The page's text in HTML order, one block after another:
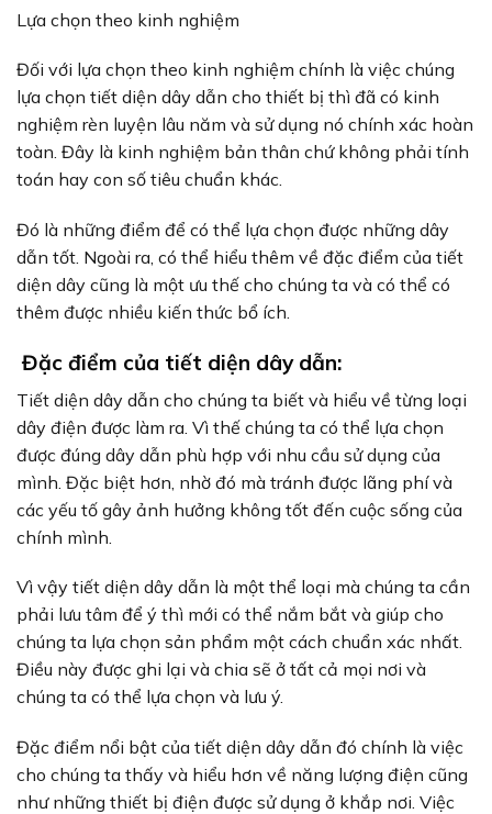
Lựa chọn theo kinh nghiệm
Đối với lựa chọn theo kinh nghiệm chính là việc chúng
lựa chọn tiết diện dây dẫn cho thiết bị thì đã có kinh
nghiệm rèn luyện lâu năm và sử dụng nó chính xác hoàn
toàn. Đây là kinh nghiệm bản thân chứ không phải tính
toán hay con số tiêu chuẩn khác.
Đó là những điểm để có thể lựa chọn được những dây
dẫn tốt. Ngoài ra, có thể hiểu thêm về đặc điểm của tiết
diện dây cũng là một ưu thế cho chúng ta và có thể có
thêm được nhiều kiến thức bổ ích.
Đặc điểm của tiết diện dây dẫn:
Tiết diện dây dẫn cho chúng ta biết và hiểu về từng loại
dây điện được làm ra. Vì thế chúng ta có thể lựa chọn
được đúng dây dẫn phù hợp với nhu cầu sử dụng của
mình. Đặc biệt hơn, nhờ đó mà tránh được lãng phí và
các yếu tố gây ảnh hưởng không tốt đến cuộc sống của
chính mình.
Vì vậy tiết diện dây dẫn là một thể loại mà chúng ta cần
phải lưu tâm để ý thì mới có thể nắm bắt và giúp cho
chúng ta lựa chọn sản phẩm một cách chuẩn xác nhất.
Điều này được ghi lại và chia sẽ ở tất cả mọi nơi và
chúng ta có thể lựa chọn và lưu ý.
Đặc điểm nổi bật của tiết diện dây dẫn đó chính là việc
cho chúng ta thấy và hiểu hơn về năng lượng điện cũng
như những thiết bị điện được sử dụng ở khắp nơi. Việc